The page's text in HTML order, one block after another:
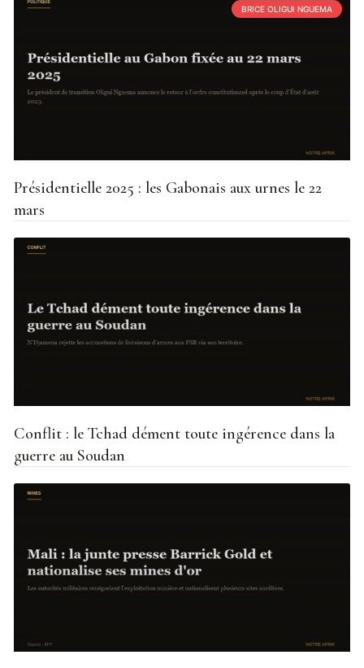
BRICE OLIGUI NGUEMA
Présidentielle 2025 : les Gabonais aux urnes le 22
mars
Conflit : le Tchad dément toute ingérence dans la
guerre au Soudan